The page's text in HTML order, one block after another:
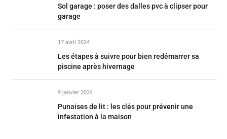
Sol garage : poser des dalles pvc à clipser pour
garage
17 avril 2024
Les étapes à suivre pour bien redémarrer sa
piscine après hivernage
9 janvier 2024
Punaises de lit : les clés pour prévenir une
infestation à la maison